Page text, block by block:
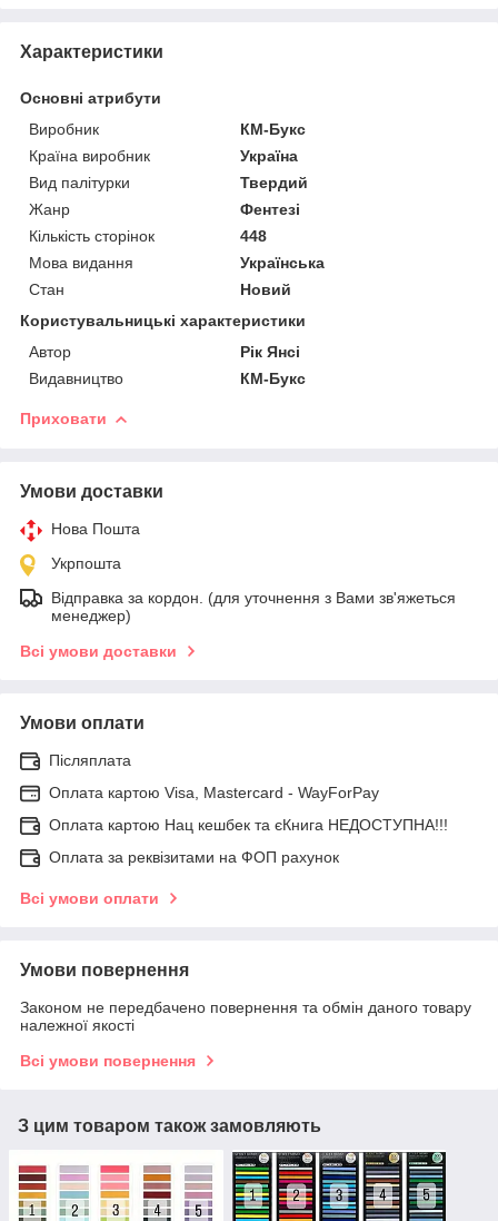
Характеристики
Основні атрибути
Виробник
КМ-Букс
Країна виробник
Україна
Вид палітурки
Твердий
Жанр
Фентезі
Кількість сторінок
448
Мова видання
Українська
Стан
Новий
Користувальницькі характеристики
Автор
Рік Янсі
Видавництво
КМ-Букс
Приховати
Умови доставки
Нова Пошта
Укрпошта
Відправка за кордон. (для уточнення з Вами зв'яжеться
менеджер)
Всі умови доставки
Умови оплати
Післяплата
Оплата картою Visa, Mastercard - WayForPay
Оплата картою Нац кешбек та єКнига НЕДОСТУПНА!!!
Оплата за реквізитами на ФОП рахунок
Всі умови оплати
Умови повернення
Законом не передбачено повернення та обмін даного товару
належної якості
Всі умови повернення
З цим товаром також замовляють